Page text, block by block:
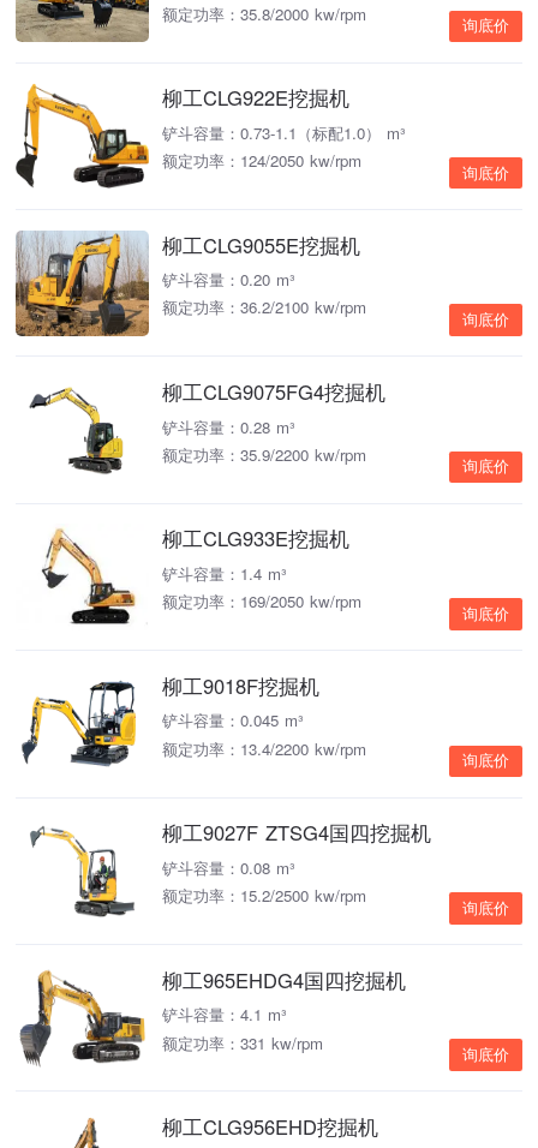
额定功率：35.8/2000 kw/rpm
询底价
柳工CLG922E挖掘机
铲斗容量：0.73-1.1（标配1.0） m³
额定功率：124/2050 kw/rpm
询底价
柳工CLG9055E挖掘机
铲斗容量：0.20 m³
额定功率：36.2/2100 kw/rpm
询底价
柳工CLG9075FG4挖掘机
铲斗容量：0.28 m³
额定功率：35.9/2200 kw/rpm
询底价
柳工CLG933E挖掘机
铲斗容量：1.4 m³
额定功率：169/2050 kw/rpm
询底价
柳工9018F挖掘机
铲斗容量：0.045 m³
额定功率：13.4/2200 kw/rpm
询底价
柳工9027F ZTSG4国四挖掘机
铲斗容量：0.08 m³
额定功率：15.2/2500 kw/rpm
询底价
柳工965EHDG4国四挖掘机
铲斗容量：4.1 m³
额定功率：331 kw/rpm
询底价
柳工CLG956EHD挖掘机